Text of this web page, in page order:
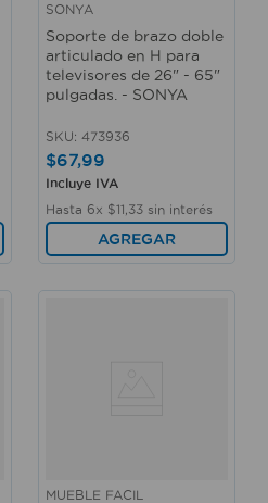
SONYA
Soporte de brazo doble
articulado en H para
televisores de 26" - 65"
pulgadas. - SONYA
SKU: 473936
$67,99
Incluye IVA
Hasta 6x $11 33 sin interés
AGREGAR
MUEBLE FACIL